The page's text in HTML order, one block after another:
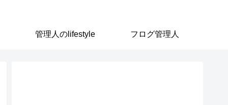
管理人のlifestyle フログ管理人